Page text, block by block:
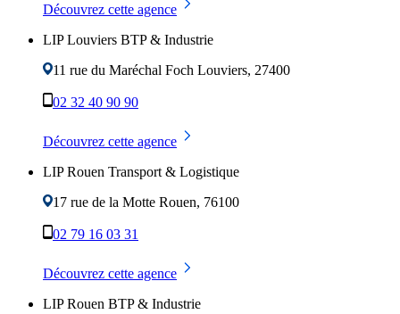
Découvrez cette agence
LIP Louviers BTP & Industrie
11 rue du Maréchal Foch Louviers, 27400
02 32 40 90 90
Découvrez cette agence
LIP Rouen Transport & Logistique
17 rue de la Motte Rouen, 76100
02 79 16 03 31
Découvrez cette agence
LIP Rouen BTP & Industrie